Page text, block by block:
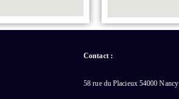
Contact :
58 rue du Placieux 54000 Nancy